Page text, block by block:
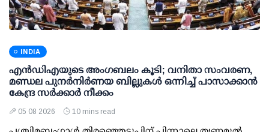
INDIA
എന്‍ഡിഎയുടെ അംഗബലം കൂടി; വനിതാ സംവരണ,
മണ്ഡല പുനര്‍നിര്‍ണയ ബില്ലുകള്‍ ഒന്നിച്ച് പാസാക്കാന്‍
കേന്ദ്ര സര്‍ക്കാര്‍ നീക്കം
05 08 2026 10 mins read